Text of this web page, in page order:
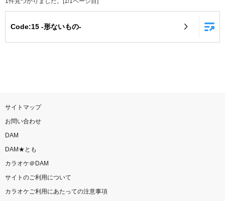
お知らせ
Code:15 -形ないもの-
サイトマップ
お問い合わせ
DAM
DAM★とも
カラオケ＠DAM
サイトのご利用について
カラオケご利用にあたっての注意事項